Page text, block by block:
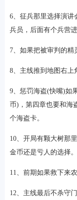
6、征兵那里选择演讲
兵员，后面有个兵营进
7、如果把被审判的精
8、主线推到地图右上
9、惩罚海盗(快嘴)如
币)，第四章也要和海
个海盗卡。
10、开局有颗大树那
金币还是亏人的选择
11、前期如果救下来
12、主线最后不杀守